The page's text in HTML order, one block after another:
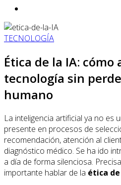
TECNOLOGÍA
Ética de la IA: cómo
tecnología sin
humano
La inteligencia artificial ya no es
presente en procesos de
recomendación, atención al
diagnóstico médico. Se ha ido
a día de forma silenciosa.
importante hablar de la ética